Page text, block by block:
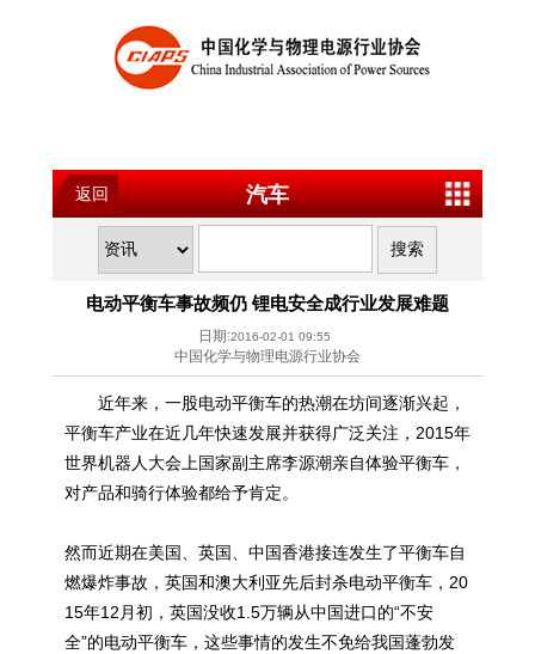
返回 汽车
电动平衡车事故频仍 锂电安全成行业发展难题
日期:2016-02-01 09:55
中国化学与物理电源行业协会
近年来，一股电动平衡车的热潮在坊间逐渐兴起，
平衡车产业在近几年快速发展并获得广泛关注，2015年
世界机器人大会上国家副主席李源潮亲自体验平衡车，
对产品和骑行体验都给予肯定。
然而近期在美国、英国、中国香港接连发生了平衡车自
燃爆炸事故，英国和澳大利亚先后封杀电动平衡车，20
15年12月初，英国没收1.5万辆从中国进口的“不安
全”的电动平衡车，这些事情的发生不免给我国蓬勃发